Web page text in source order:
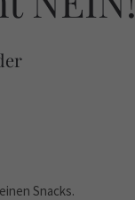
Snacks.